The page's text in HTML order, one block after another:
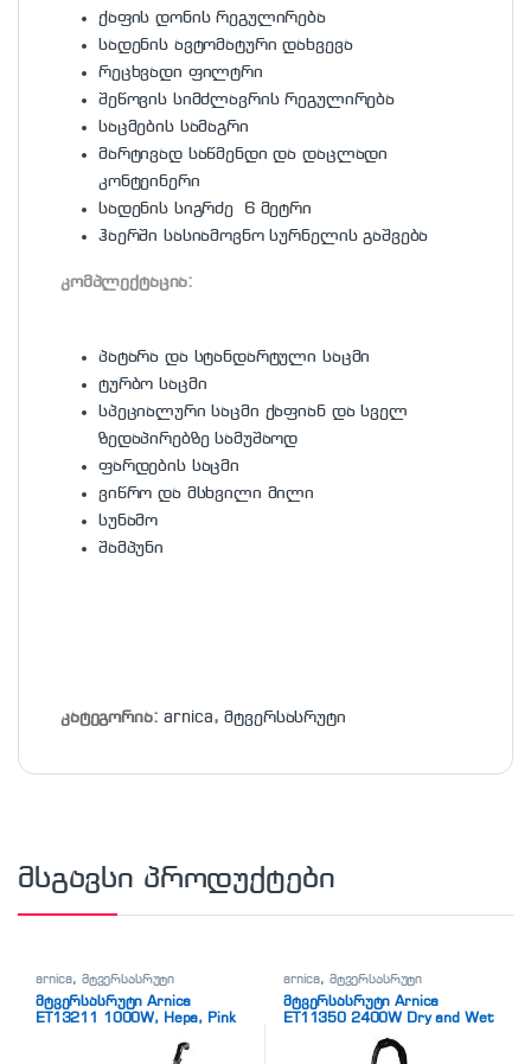
ქაფის დონის რეგულირება
სადენის ავტომატური დახვევა
რეცხვადი ფილტრი
შეწოვის სიმძლავრის რეგულირება
საცმების სამაგრი
მარტივად საწმენდი და დაცლადი
კონტეინერი
სადენის სიგრძე 6 მეტრი
ჰაერში სასიამოვნო სურნელის გაშვება
კომპლექტაცია:
პატარა და სტანდარტული საცმი
ტურბო საცმი
სპეციალური საცმი ქაფიან და სველ
ზედაპირებზე სამუშაოდ
ფარდების საცმი
ვიწრო და მსხვილი მილი
სუნამო
შამპუნი
კატეგორია:arnica,მტვერსასრუტი
მსგავსი პროდუქტები
arnica, მტვერსასრუტი
მტვერსასრუტი Arnica
ET13211 1000W, Hepa, Pink
arnica, მტვერსასრუტი
მტვერსასრუტი Arnica
ET11350 2400W Dry and Wet
Vacuum Cleaner Red